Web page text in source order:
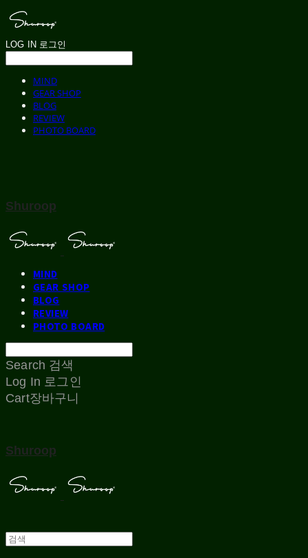
LOG IN 로그인
MIND
GEAR SHOP
BLOG
REVIEW
PHOTO BOARD
Shuroop
MIND
GEAR SHOP
BLOG
REVIEW
PHOTO BOARD
Search 검색
Log In 로그인
Cart장바구니
Shuroop